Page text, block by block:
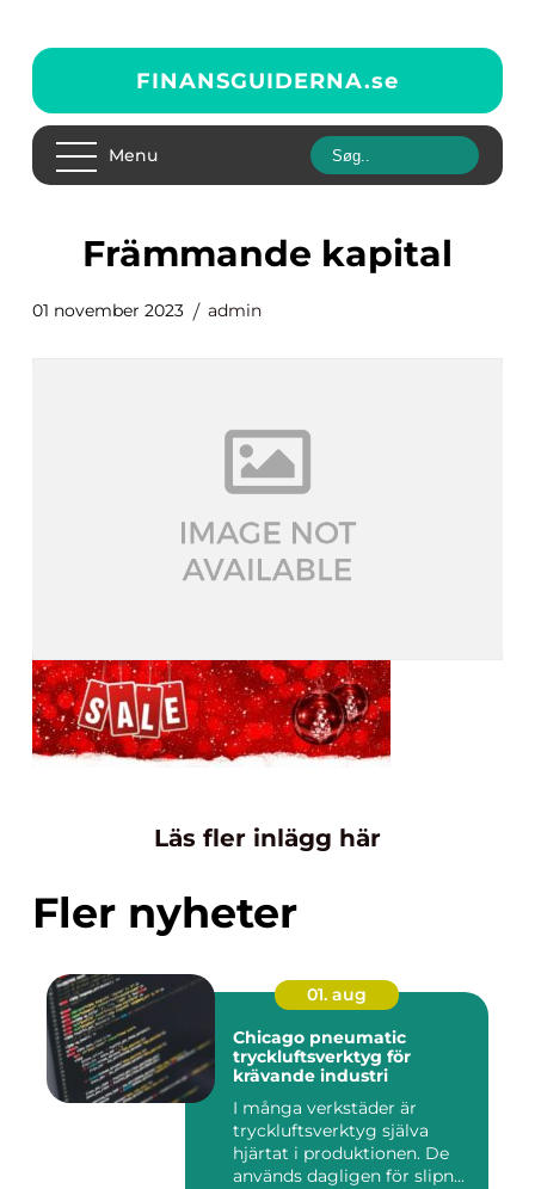
FINANSGUIDERNA.se
Menu
främmande kapital
01 november 2023 admin
Läs fler inlägg här
Fler nyheter
01. aug
Chicago pneumatic
tryckluftsverktyg för
krävande industri
I många verkstäder är
tryckluftsverktyg själva
hjärtat i produktionen. De
används dagligen för slipn...